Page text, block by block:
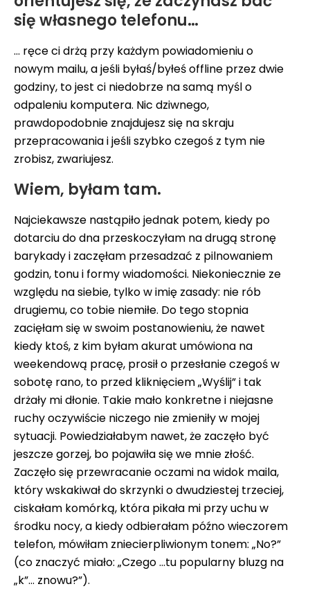
się własnego telefonu…
… ręce ci drżą przy każdym powiadomieniu o
nowym mailu, a jeśli byłaś/byłeś offline przez dwie
godziny, to jest ci niedobrze na samą myśl o
odpaleniu komputera. Nic dziwnego,
prawdopodobnie znajdujesz się na skraju
przepracowania i jeśli szybko czegoś z tym nie
zrobisz, zwariujesz.
Wiem, byłam tam.
Najciekawsze nastąpiło jednak potem, kiedy po
dotarciu do dna przeskoczyłam na drugą stronę
barykady i zaczęłam przesadzać z pilnowaniem
godzin, tonu i formy wiadomości. Niekoniecznie ze
względu na siebie, tylko w imię zasady: nie rób
drugiemu, co tobie niemiłe. Do tego stopnia
zacięłam się w swoim postanowieniu, że nawet
kiedy ktoś, z kim byłam akurat umówiona na
weekendową pracę, prosił o przesłanie czegoś w
sobotę rano, to przed kliknięciem „Wyślij” i tak
drżały mi dłonie. Takie mało konkretne i niejasne
ruchy oczywiście niczego nie zmieniły w mojej
sytuacji. Powiedziałabym nawet, że zaczęło być
jeszcze gorzej, bo pojawiła się we mnie złość.
Zaczęło się przewracanie oczami na widok maila,
który wskakiwał do skrzynki o dwudziestej trzeciej,
ciskałam komórką, która pikała mi przy uchu w
środku nocy, a kiedy odbierałam późno wieczorem
telefon, mówiłam zniecierpliwionym tonem: „No?”
(co znaczyć miało: „Czego …tu popularny bluzg na
„k”… znowu?”).